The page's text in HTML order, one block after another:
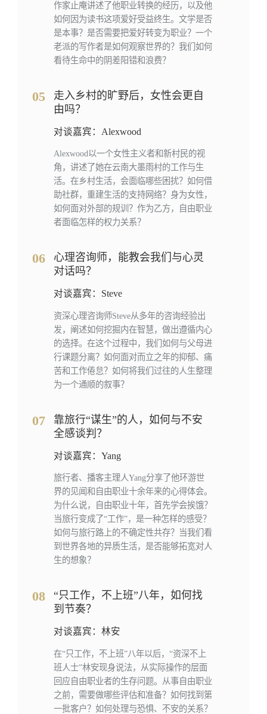
作家止庵讲述了他职业转换的经历，以及他
如何因为读书这项爱好受益终生。文学是否
是本事？是否需要把爱好转变为职业？一个
老派的写作者是如何观察世界的？我们如何
看待生命中的阴差阳错和浪费？
05
走入乡村的旷野后，女性会更自
由吗？
对谈嘉宾：Alexwood
Alexwood以一个女性主义者和新村民的视
角，讲述了她在云南大墨雨村的工作与生
活。在乡村生活，会面临哪些困扰？如何借
助社群，重建生活的支持网络？身为女性，
如何面对外部的规训？作为乙方，自由职业
者面临怎样的权力关系？
06
心理咨询师，能教会我们与心灵
对话吗？
对谈嘉宾：Steve
资深心理咨询师Steve从多年的咨询经验出
发，阐述如何挖掘内在智慧，做出遵循内心
的选择。在这个过程中，我们如何与父母进
行课题分离？如何面对而立之年的抑郁、痛
苦和工作倦怠？如何将我们过往的人生整理
为一个通顺的叙事？
07
靠旅行“谋生”的人，如何与不安
全感谈判？
对谈嘉宾：Yang
旅行者、播客主理人Yang分享了他环游世
界的见闻和自由职业十余年来的心得体会。
为什么说，自由职业十年，首先学会挨饿？
当旅行变成了“工作”，是一种怎样的感受？
如何与旅行路上的不确定性共存？当我们看
到世界各地的异质生活，是否能够拓宽对人
生的想象？
08
“只工作，不上班”八年，如何找
到节奏？
对谈嘉宾：林安
在“只工作，不上班”八年以后，“资深不上
班人士”林安现身说法，从实际操作的层面
回应自由职业者的生存问题。从事自由职业
之前，需要做哪些评估和准备？如何找到第
一批客户？如何处理与恐惧、不安的关系？